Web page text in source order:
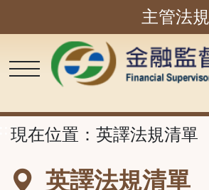
內
容
主管法
現在位置： 英譯法規清單
英譯法規清單